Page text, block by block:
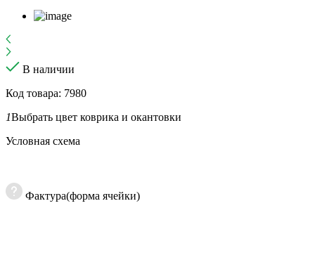
В наличии
Код товара: 7980
1Выбрать цвет коврика и окантовки
Условная схема
Фактура(форма ячейки)